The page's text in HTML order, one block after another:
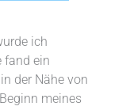
ich
fand ein
der Nähe von
meines